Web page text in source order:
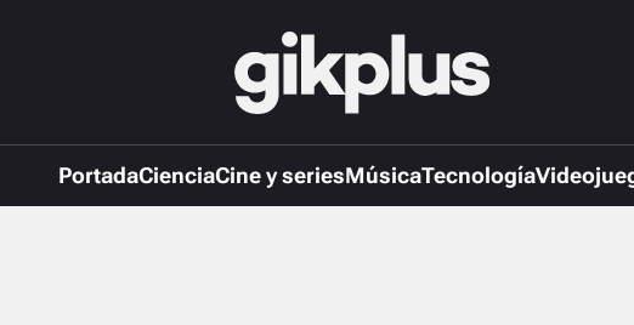
PortadaCienciaCine y seriesMúsicaTecnología